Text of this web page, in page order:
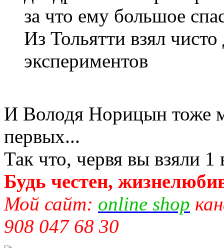
за что ему большое
Из Тольятти взял
экспериментов
И Володя Норицын тоже
первых...
Так что, червя вы взяли 1
Будь честен,
Мой сайт: online shop
908 047 68 30